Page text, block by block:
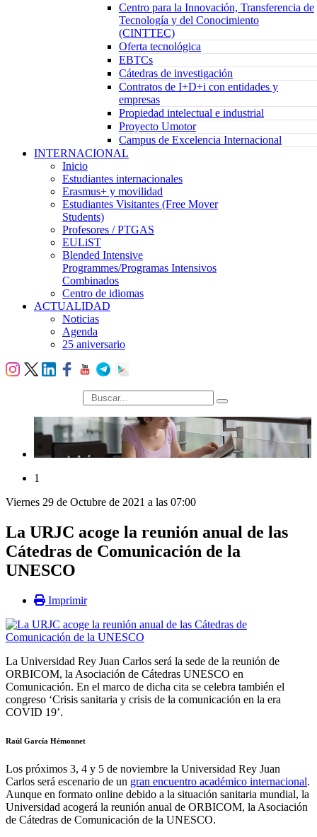
Centro para la Innovación, Transferencia de
Tecnología y del Conocimiento
(CINTTEC)
Oferta tecnológica
EBTCs
Cátedras de investigación
Contratos de I+D+i con entidades y
empresas
Propiedad intelectual e industrial
Proyecto Umotor
Campus de Excelencia Internacional
INTERNACIONAL
Inicio
Estudiantes internacionales
Erasmus+ y movilidad
Estudiantes Visitantes (Free Mover
Students)
Profesores / PTGAS
EULiST
Blended Intensive
Programmes/Programas Intensivos
Combinados
Centro de idiomas
ACTUALIDAD
Noticias
Agenda
25 aniversario
búsqueda
1
Viernes 29 de Octubre de 2021 a las 07:00
La URJC acoge la reunión anual de las
Cátedras de Comunicación de la
UNESCO
Imprimir
La Universidad Rey Juan Carlos será la sede de la reunión de
ORBICOM, la Asociación de Cátedras UNESCO en
Comunicación. En el marco de dicha cita se celebra también el
congreso ‘Crisis sanitaria y crisis de la comunicación en la era
COVID 19’.
Raúl García Hémonnet
Los próximos 3, 4 y 5 de noviembre la Universidad Rey Juan
Carlos será escenario de un gran encuentro académico internacional.
Aunque en formato online debido a la situación sanitaria mundial, la
Universidad acogerá la reunión anual de ORBICOM, la Asociación
de Cátedras de Comunicación de la UNESCO.